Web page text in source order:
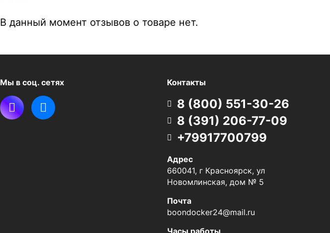
В данный момент отзывов о товаре нет.
Мы в соц. сетях Контакты
8 (800) 551-30-26
8 (391) 206-77-09
+79917700799
Адрес
660041, г Красноярск, ул
Новомлинская, дом № 5
Почта
boondocker24@mail.ru
Часы работы